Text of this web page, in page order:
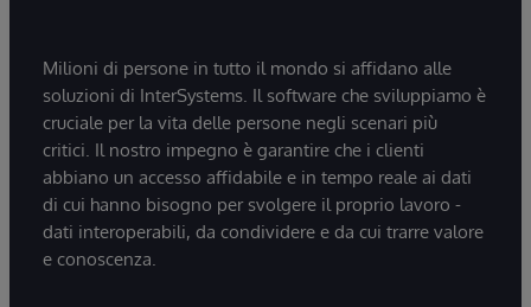
Milioni di persone in tutto il mondo si affidano alle
soluzioni di InterSystems. Il software che sviluppiamo è
cruciale per la vita delle persone negli scenari più
critici. Il nostro impegno è garantire che i clienti
abbiano un accesso affidabile e in tempo reale ai dati
di cui hanno bisogno per svolgere il proprio lavoro -
dati interoperabili, da condividere e da cui trarre valore
e conoscenza.